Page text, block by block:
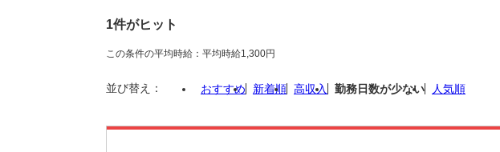
1件がヒット
この条件の平均時給：平均時給1,300円
並び替え： おすすめ 新着順 高収入 勤務日数が少ない 人気順